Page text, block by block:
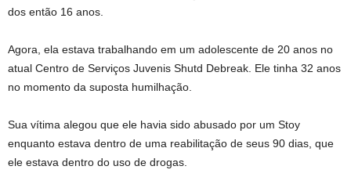
dos então 16 anos.
Agora, ela estava trabalhando em um adolescente de 20 anos no
atual Centro de Serviços Juvenis Shutd Debreak. Ele tinha 32 anos
no momento da suposta humilhação.
Sua vítima alegou que ele havia sido abusado por um Stoy
enquanto estava dentro de uma reabilitação de seus 90 dias, que
ele estava dentro do uso de drogas.